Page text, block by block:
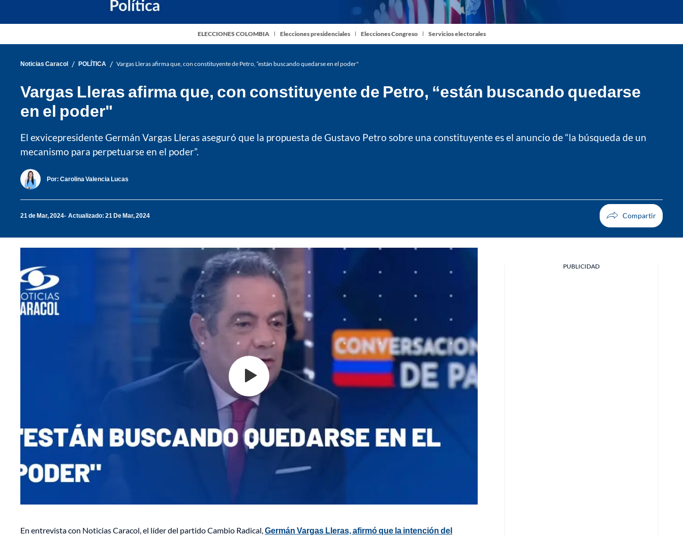
ELECCIONES COLOMBIA Elecciones presidenciales Elecciones Congreso Servicios electorales
Noticias Caracol / POLÍTICA / Vargas Lleras afirma que, con constituyente de Petro, “están buscando quedarse en el poder"
Vargas Lleras afirma que, con constituyente de Petro, “están buscando quedarse
en el poder"
El exvicepresidente Germán Vargas Lleras aseguró que la propuesta de Gustavo Petro sobre una constituyente es el anuncio de “la búsqueda de un
mecanismo para perpetuarse en el poder”.
Por: Carolina Valencia Lucas
21 de Mar, 2024 Actualizado: 21 De Mar, 2024
En entrevista con Noticias Caracol, el líder del partido Cambio Radical,Germán Vargas Lleras, afirmó que la intención del
PUBLICIDAD